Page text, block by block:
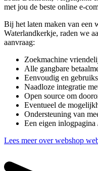
met jou de beste online e-
Bij het laten maken van een
Waterlandkerkje, raden we
aanvraag:
Zoekmachine
Alle gangbare
Eenvoudig en
Naadloze integratie
Open source om
Eventueel de
Ondersteuning van
Een eigen
Lees meer over webshop